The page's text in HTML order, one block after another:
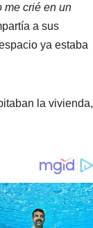
me crié en un
a sus
ya estaba
la vivienda,